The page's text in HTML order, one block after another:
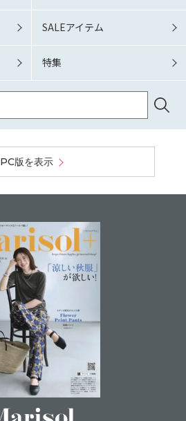
SALEアイテム
特集
PC版を表示